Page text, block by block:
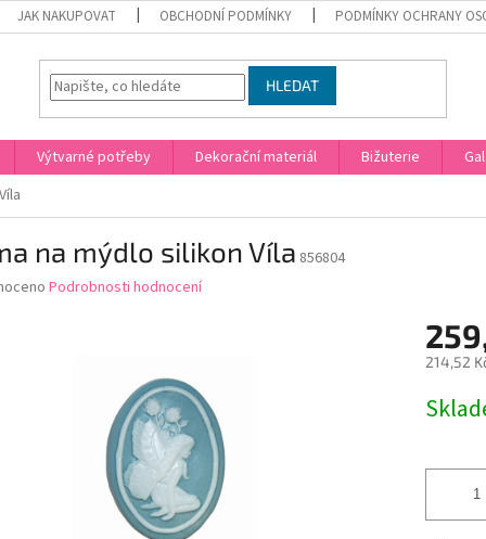
JAK NAKUPOVAT OBCHODNÍ PODMÍNKY PODMÍNKY OCHRANY
HLEDAT
Výtvarné potřeby Dekorační materiál Bižuterie
na mýdlo silikon Víla 856804
Podrobnosti hodnocení
214,52
cena: